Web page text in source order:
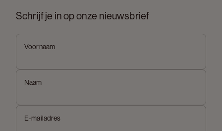
Schrijf je in op onze nieuwsbrief
Voornaam
Naam
E-mailadres